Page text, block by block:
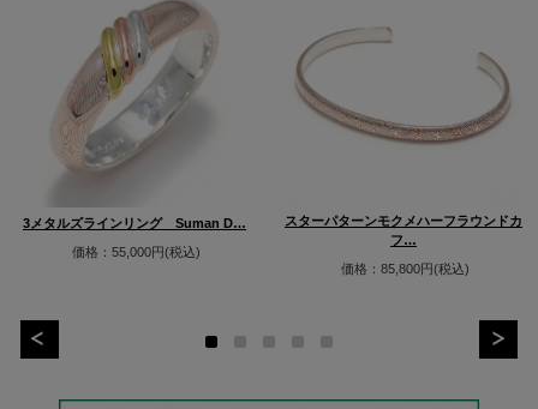
3メタルズラインリング Suman D…
価格：55,000円(税込)
スターパターンモクメハーフラウンドカ
フ…
価格：85,800円(税込)